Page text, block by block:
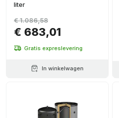
liter
€ 683,01
€ 1.086,58
Gratis expreslevering
In winkelwagen